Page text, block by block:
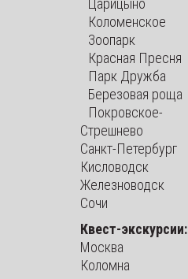
Царицыно
Коломенское
Зоопарк
Красная Пресня
Парк Дружба
Березовая роща
Покровское-
Стрешнево
Санкт-Петербург
Кисловодск
Железноводск
Сочи
Квест-экскурсии:
Москва
Коломна